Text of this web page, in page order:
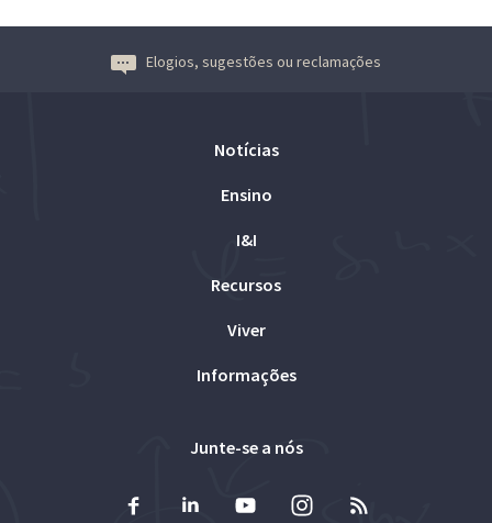
Elogios, sugestões ou reclamações
Notícias
Ensino
I&I
Recursos
Viver
Informações
Junte-se a nós